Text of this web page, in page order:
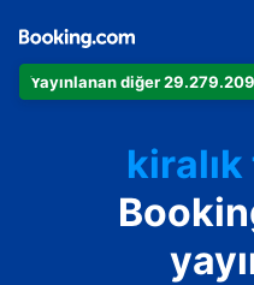
Yayınlanan diğer
Oda ve